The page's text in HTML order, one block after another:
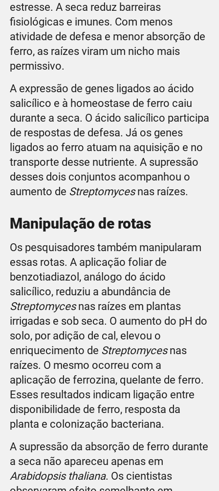
estresse. A seca reduz barreiras
fisiológicas e imunes. Com menos
atividade de defesa e menor absorção de
ferro, as raízes viram um nicho mais
permissivo.
A expressão de genes ligados ao ácido
salicílico e à homeostase de ferro caiu
durante a seca. O ácido salicílico participa
de respostas de defesa. Já os genes
ligados ao ferro atuam na aquisição e no
transporte desse nutriente. A supressão
desses dois conjuntos acompanhou o
aumento de Streptomycesnas raízes.
Manipulação de rotas
Os pesquisadores também manipularam
essas rotas. A aplicação foliar de
benzotiadiazol, análogo do ácido
salicílico, reduziu a abundância de
Streptomycesnas raízes em plantas
irrigadas e sob seca. O aumento do pH do
solo, por adição de cal, elevou o
enriquecimento de Streptomycesnas
raízes. O mesmo ocorreu com a
aplicação de ferrozina, quelante de ferro.
Esses resultados indicam ligação entre
disponibilidade de ferro, resposta da
planta e colonização bacteriana.
A supressão da absorção de ferro durante
a seca não apareceu apenas em
Arabidopsis thaliana. Os cientistas